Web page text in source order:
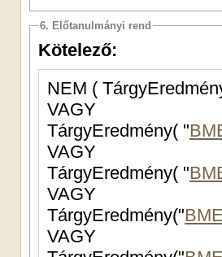
6. Előtanulmányi rend
Kötelező:
NEM (
VAGY
TárgyEredmény( "
VAGY
TárgyEredmény( "
VAGY
TárgyEredmény("
VAGY